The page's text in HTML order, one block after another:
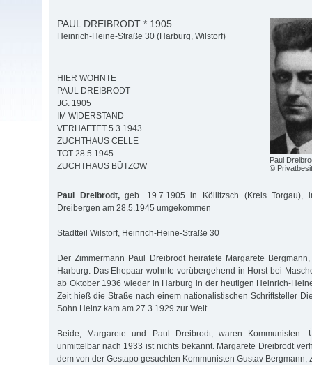
Paul
©
PAUL DREIBRODT * 1905
Heinrich-Heine-Straße 30 (Harburg, Wilstorf)
HIER WOHNTE
PAUL DREIBRODT
JG. 1905
IM WIDERSTAND
VERHAFTET 5.3.1943
ZUCHTHAUS CELLE
TOT 28.5.1945
ZUCHTHAUS BÜTZOW
Paul Dreibrodt,geb. 19.7.1905 in Köllitzsch (Kreis Torgau),
Dreibergen am 28.5.1945 umgekommen
Stadtteil Wilstorf, Heinrich-Heine-Straße 30
Der Zimmermann Paul Dreibrodt heiratete Margarete
Har­burg. Das Ehepaar wohnte vorübergehend in Horst bei
ab Oktober 1936 wieder in Harburg in der heutigen Heinrich-
Zeit hieß die Straße nach einem nationalistischen Schriftsteller
Sohn Heinz kam am 27.3.1929 zur Welt.
Beide, Margarete und Paul Dreibrodt, waren Kommunisten.
unmittelbar nach 1933 ist nichts bekannt. Margarete Dreibrodt
dem von der Gestapo gesuchten Kommunisten Gustav Bergmann,